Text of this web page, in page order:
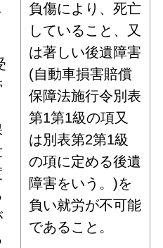
負傷により、死亡
していること、又
は著しい後遺障害
(自動車損害賠償
保障法施行令別表
第1第1級の項又
は別表第2第1級
の項に定める後遺
障害をいう。)を
負い就労が不可能
であること。